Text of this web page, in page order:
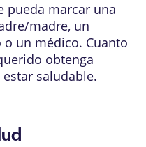
pueda marcar una
madre, un
un médico. Cuanto
obtenga
saludable.